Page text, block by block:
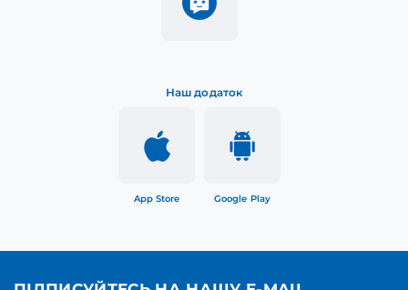
Наш додаток
App Store Google Play